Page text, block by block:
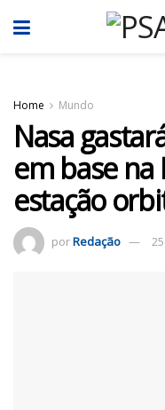
Home Mundo
Nasa
em base na
estação
porRedação